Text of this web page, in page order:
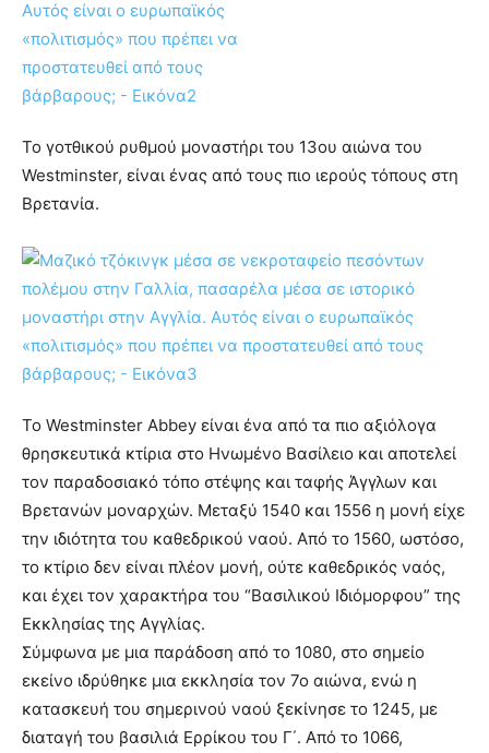
Το γοτθικού ρυθμού μοναστήρι του 13ου αιώνα του
Westminster, είναι ένας από τους πιο ιερούς τόπους στη
Βρετανία.
Το Westminster Abbey είναι ένα από τα πιο αξιόλογα
θρησκευτικά κτίρια στο Ηνωμένο Βασίλειο και αποτελεί
τον παραδοσιακό τόπο στέψης και ταφής Άγγλων και
Βρετανών μοναρχών. Μεταξύ 1540 και 1556 η μονή είχε
την ιδιότητα του καθεδρικού ναού. Από το 1560, ωστόσο,
το κτίριο δεν είναι πλέον μονή, ούτε καθεδρικός ναός,
και έχει τον χαρακτήρα του “Βασιλικού Ιδιόμορφου” της
Εκκλησίας της Αγγλίας.
Σύμφωνα με μια παράδοση από το 1080, στο σημείο
εκείνο ιδρύθηκε μια εκκλησία τον 7ο αιώνα, ενώ η
κατασκευή του σημερινού ναού ξεκίνησε το 1245, με
διαταγή του βασιλιά Ερρίκου του Γ΄. Από το 1066,